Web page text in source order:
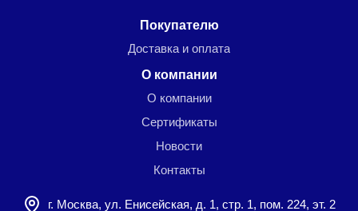
Покупателю
Доставка и оплата
О компании
О компании
Сертификаты
Новости
Контакты
г. Москва, ул. Енисейская, д. 1, стр. 1, пом. 224, эт. 2